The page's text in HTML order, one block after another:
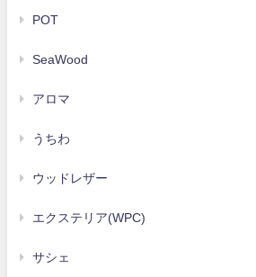
POT
SeaWood
アロマ
うちわ
ウッドレザー
エクステリア(WPC)
サシェ